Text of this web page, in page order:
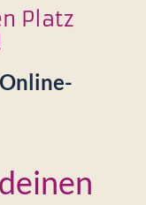
Platz